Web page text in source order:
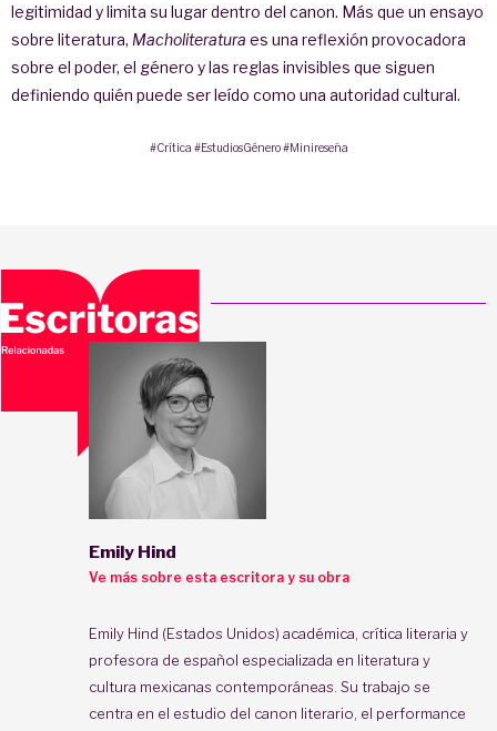
legitimidad y limita su lugar dentro del canon. Más que un ensayo
sobre literatura, Macholiteratura es una reflexión provocadora
sobre el poder, el género y las reglas invisibles que siguen
definiendo quién puede ser leído como una autoridad cultural.
#Crítica #EstudiosGénero #Minireseña
Emily Hind
Ve más sobre esta escritora y su obra
Emily Hind (Estados Unidos) académica, crítica literaria y
profesora de español especializada en literatura y
cultura mexicanas contemporáneas. Su trabajo se
centra en el estudio del canon literario, el performance